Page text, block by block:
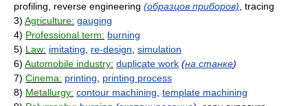
profiling, reverse engineering (образцов приборов) , tracing
3) Agriculture: gauging
4) Professional term: burning
5) Law: imitating re-design simulation
6) Automobile industry: duplicate work (на станке)
7) Cinema: printing
printing process
8) Metallurgy: contour machining template machining